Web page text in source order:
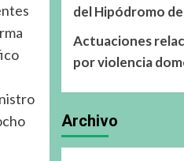
del Hipódromo
Actuaciones
por violencia
Archivo